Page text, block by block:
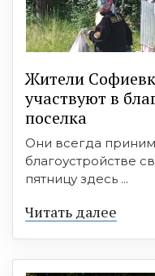
Жители
участвуют в
поселка
Они всегда
благоустройстве
пятницу здесь ...
Читать далее